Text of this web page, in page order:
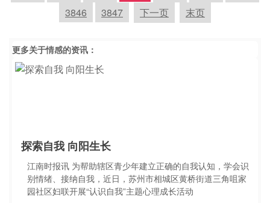
3846
3847 下一页 末页
更多关于情感的资讯：
探索自我 向阳生长
江南时报讯 为帮助辖区青少年建立正确的自我认知，学会识
别情绪、接纳自我，近日，苏州市相城区黄桥街道三角咀家
园社区妇联开展“认识自我”主题心理成长活动